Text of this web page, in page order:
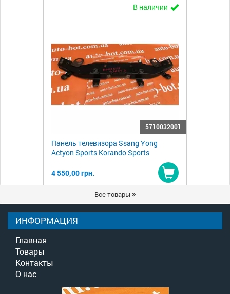
В наличии
5710032001
Панель телевизора Ssang Yong
Actyon Sports Korando Sports
4 550,00 грн.
Купить
Все товары
ИНФОРМАЦИЯ
Главная
Товары
Контакты
О нас